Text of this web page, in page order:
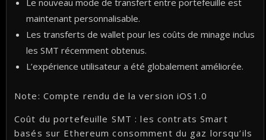
Le nouveau mode de transfert entre portefeuille est
maintenant personnalisable.
Les transferts de wallet pour les coûts de minage inclus
les SMT récemment obtenus.
L’expérience utilisateur a été globalement améliorée.
Note: Compte rendu de la version iOS1.0
Coût du portefeuille SMT : les contrats Smart
basés sur Ethereum consomment du gaz lorsqu’ils